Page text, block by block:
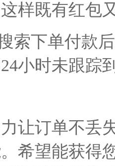
样既有红包
索下单付款
小时未跟踪
让订单不丢
希望能获得